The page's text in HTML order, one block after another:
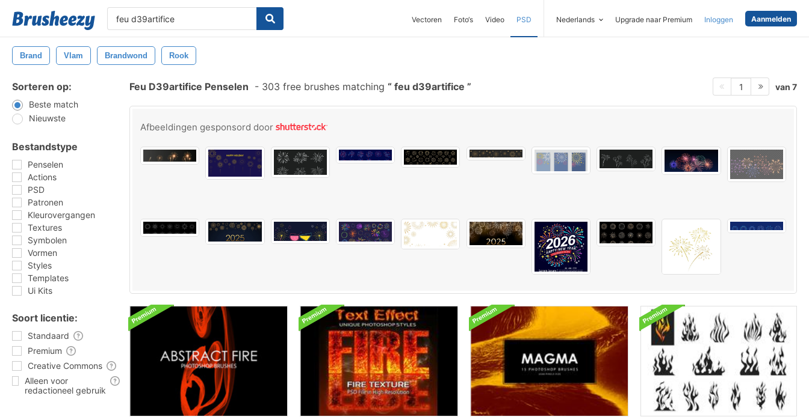
Vectoren Foto‘s Video PSD Nederlands Upgrade naar Premium Inloggen Aanmelden
Brand Vlam Brandwond Rook
Sorteren op:
Beste match
Nieuwste
Bestandstype
Penselen
Actions
PSD
Patronen
Kleurovergangen
Textures
Symbolen
Vormen
Styles
Templates
Ui Kits
Soort licentie:
Standaard
Premium
Creative Commons
Alleen voor
redactioneel gebruik
Feu D39artifice Penselen - 303 free brushes matching feu d39artifice 1 van 7
Afbeeldingen gesponsord door